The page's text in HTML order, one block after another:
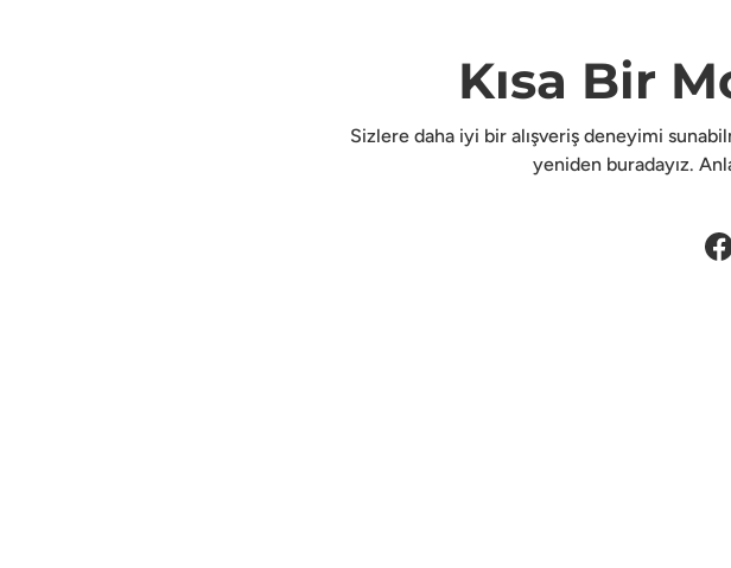
Kısa Bir
Sizlere daha iyi bir alışveriş deneyimi
yeniden buradayız.